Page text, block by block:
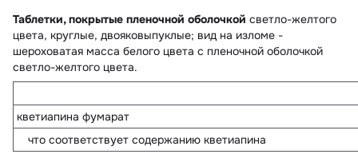
Таблетки, покрытые пленочной оболочкой светло-желтого
цвета, круглые, двояковыпуклые; вид на изломе -
шероховатая масса белого цвета с пленочной оболочкой
светло-желтого цвета.
кветиапина фумарат
что соответствует содержанию кветиапина